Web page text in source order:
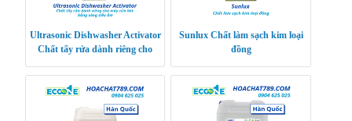
Ultrasonic Dishwasher Activator
Chất tẩy rửa dành riêng cho
Sunlux Chất làm sạch kim loại
đồng